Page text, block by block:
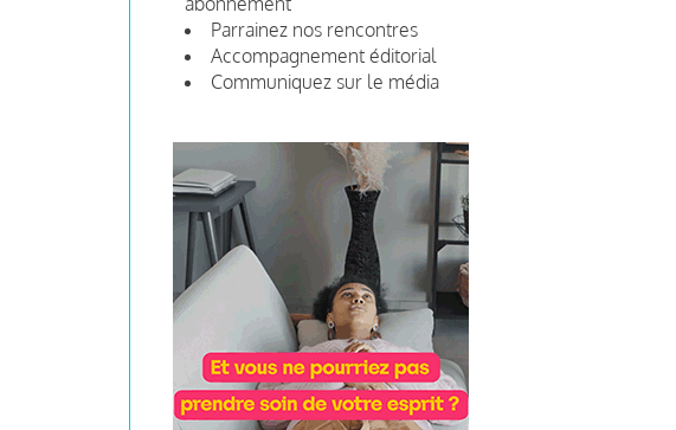
Parrainez nos rencontres
Accompagnement éditorial
Communiquez sur le média